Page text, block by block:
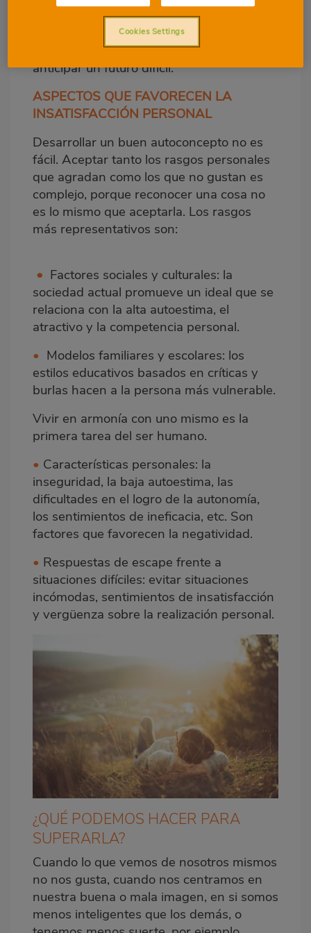
inevitable el sufrimiento si no se aceptan
ciertos aspectos, si se aumenta el valor
negativo del momento o se tiende a
anticipar un futuro difícil.
ASPECTOS QUE FAVORECEN LA
INSATISFACCIÓN PERSONAL
Desarrollar un buen autoconcepto no es
fácil. Aceptar tanto los rasgos personales
que agradan como los que no gustan es
complejo, porque reconocer una cosa no
es lo mismo que aceptarla. Los rasgos
más representativos son:
• Factores sociales y culturales: la
sociedad actual promueve un ideal que se
relaciona con la alta autoestima, el
atractivo y la competencia personal.
• Modelos familiares y escolares: los
estilos educativos basados en críticas y
burlas hacen a la persona más vulnerable.
Vivir en armonía con uno mismo es la
primera tarea del ser humano.
• Características personales: la
inseguridad, la baja autoestima, las
dificultades en el logro de la autonomía,
los sentimientos de ineficacia, etc. Son
factores que favorecen la negatividad.
• Respuestas de escape frente a
situaciones difíciles: evitar situaciones
incómodas, sentimientos de insatisfacción
y vergüenza sobre la realización personal.
¿QUÉ PODEMOS HACER PARA
SUPERARLA?
Cuando lo que vemos de nosotros mismos
no nos gusta, cuando nos centramos en
nuestra buena o mala imagen, en si somos
menos inteligentes que los demás, o
Cookies Settings